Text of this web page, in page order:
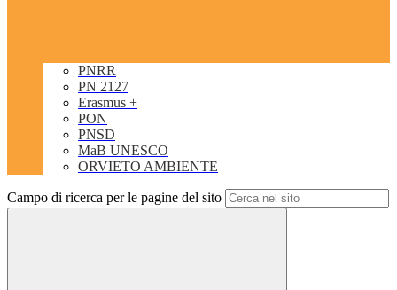
PNRR
PN 2127
Erasmus +
PON
PNSD
MaB UNESCO
ORVIETO AMBIENTE
Campo di ricerca per le pagine del sito